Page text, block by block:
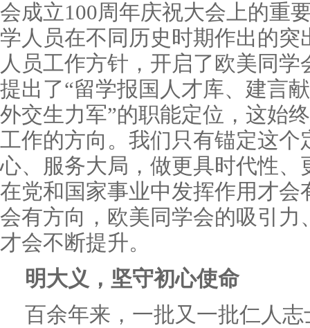
会成立100周年庆祝大会上的重
学人员在不同历史时期作出的突
人员工作方针，开启了欧美同
提出了“留学报国人才库、建言
外交生力军”的职能定位，这始
工作的方向。我们只有锚定这个
心、服务大局，做更具时代性、
在党和国家事业中发挥作用才会
会有方向，欧美同学会的吸引力
才会不断提升。
明大义，坚守初心使命
百余年来，一批又一批仁人